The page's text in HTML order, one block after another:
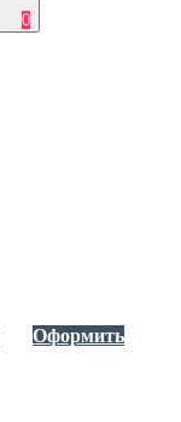
0
Оформить